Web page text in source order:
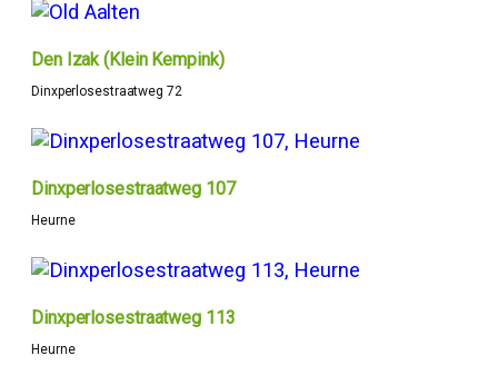
Den Izak (Klein Kempink)
Dinxperlosestraatweg 72
Dinxperlosestraatweg 107
Heurne
Dinxperlosestraatweg 113
Heurne